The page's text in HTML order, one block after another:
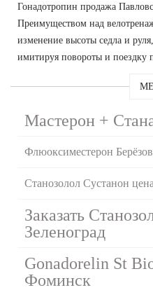
Гонадотропин продажа
Преимуществом над
изменение высоты седла и
имитируя повороты и поездку
Мастерон +
Флюоксиместерон
Станозолол Сустанон
Заказать
Зеленоград
Gonadorelin St
Фоминск